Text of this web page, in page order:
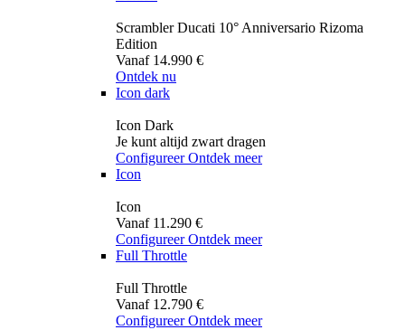
Scrambler Ducati 10° Anniversario Rizoma
Edition
Vanaf 14.990 €
Ontdek nu
Icon dark
Icon Dark
Je kunt altijd zwart dragen
Configureer Ontdek meer
Icon
Icon
Vanaf 11.290 €
Configureer Ontdek meer
Full Throttle
Full Throttle
Vanaf 12.790 €
Configureer Ontdek meer